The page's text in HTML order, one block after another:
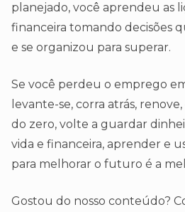
planejado, você aprendeu as
financeira tomando decisões
e se organizou para superar.
Se você perdeu o emprego
levante-se, corra atrás,
do zero, volte a guardar
vida e financeira, aprender e
para melhorar o futuro é a
Gostou do nosso conteúdo?